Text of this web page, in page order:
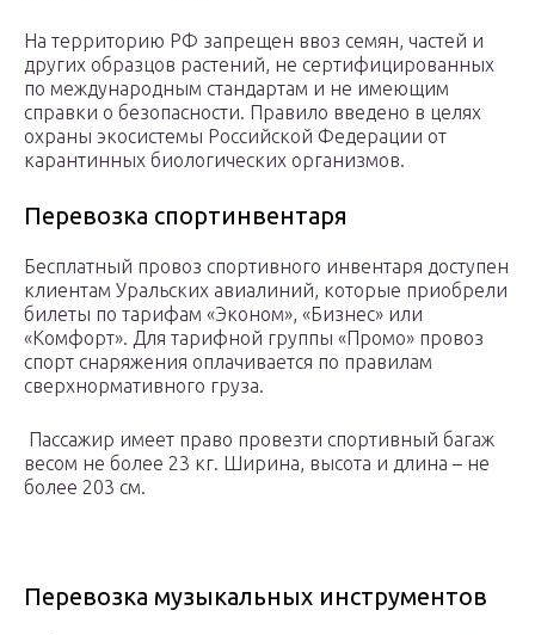
На территорию РФ запрещен ввоз семян, частей и
других образцов растений, не сертифицированных
по международным стандартам и не имеющим
справки о безопасности. Правило введено в целях
охраны экосистемы Российской Федерации от
карантинных биологических организмов.
Перевозка спортинвентаря
Бесплатный провоз спортивного инвентаря доступен
клиентам Уральских авиалиний, которые приобрели
билеты по тарифам «Эконом», «Бизнес» или
«Комфорт». Для тарифной группы «Промо» провоз
спорт снаряжения оплачивается по правилам
сверхнормативного груза.
Пассажир имеет право провезти спортивный багаж
весом не более 23 кг. Ширина, высота и длина – не
более 203 см.
Перевозка музыкальных инструментов